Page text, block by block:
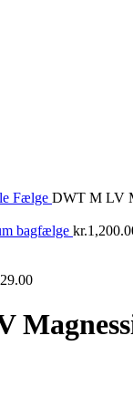
Fælge DWT M LV
bagfælge kr.